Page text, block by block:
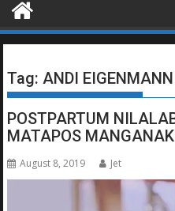
Tag:ANDI EIGENMANN
POSTPARTUM
MATAPOS MANGANAK
August 8, 2019 Jet